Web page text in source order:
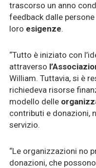
trascorso un anno
feedback dalle
loro esigenze.
“Tutto è iniziato con
attraverso
William. Tuttavia, si è
richiedeva risorse
modello delle
contributi e donazioni,
servizio.
“Le organizzazioni no
donazioni, che